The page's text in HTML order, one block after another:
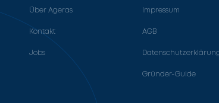
Über Ageras
Kontakt
Jobs
Impressum
AGB
Gründer-Guide